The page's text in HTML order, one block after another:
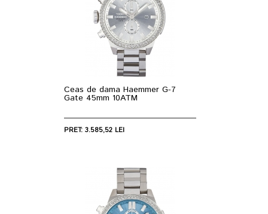
Ceas de dama Haemmer G-7
Gate 45mm 10ATM
PRET: 3.585,52 LEI